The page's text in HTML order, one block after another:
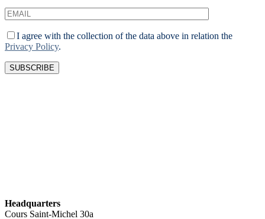
I agree with the collection of the data above in relation the
Privacy Policy.
Headquarters
Cours Saint-Michel 30a